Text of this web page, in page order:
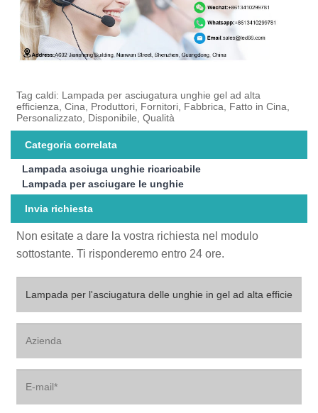
Tag caldi: Lampada per asciugatura unghie gel ad alta
efficienza, Cina, Produttori, Fornitori, Fabbrica, Fatto in Cina,
Personalizzato, Disponibile, Qualità
Categoria correlata
Lampada asciuga unghie ricaricabile
Lampada per asciugare le unghie
Invia richiesta
Non esitate a dare la vostra richiesta nel modulo
sottostante. Ti risponderemo entro 24 ore.